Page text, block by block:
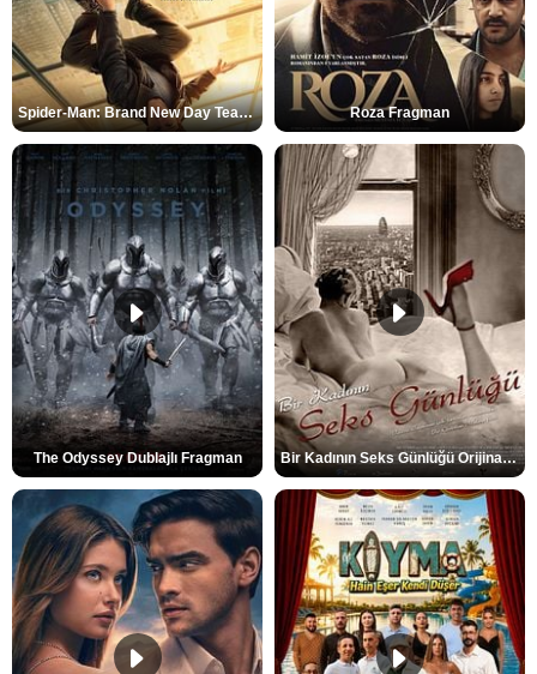
Spider-Man: Brand New Day Teaser Roza Fragman
The Odyssey Dublajlı Fragman Bir Kadının Seks Günlüğü Orijinal Fragman